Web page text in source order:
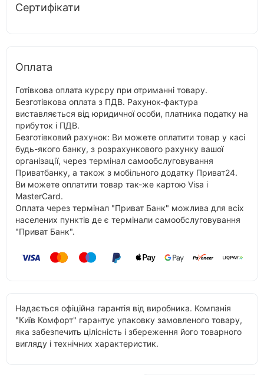
Сертифікати
Оплата
Готівкова оплата курєру при отриманні товару.
Безготівкова оплата з ПДВ. Рахунок-фактура
виставляється від юридичної особи, платника податку на
прибуток і ПДВ.
Безготівковий рахунок: Ви можете оплатити товар у касі
будь-якого банку, з розрахункового рахунку вашої
організації, через термінал самообслуговування
Приватбанку, а також з мобільного додатку Приват24.
Ви можете оплатити товар так-же картою Visa і
MasterCard.
Оплата через термінал "Приват Банк" можлива для всіх
населених пунктів де є термінали самообслуговування
"Приват Банк".
Надається офіційна гарантія від виробника. Компанія
"Київ Комфорт" гарантує упаковку замовленого товару,
яка забезпечить цілісність і збереження його товарного
вигляду і технічних характеристик.